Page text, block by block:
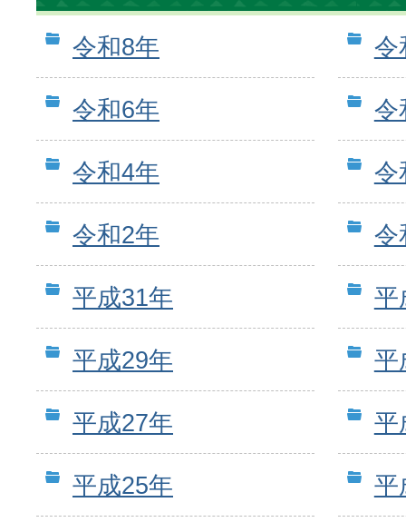
置
令和8年 令
令和6年 令
令和4年 令
令和2年 令
平成31年 平
平成29年 平
平成27年 平
平成25年 平